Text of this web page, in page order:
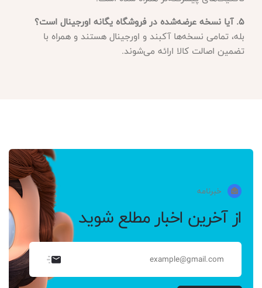
۵. آیا نسخه عرضه‌شده در فروشگاه یگانه اورجینال است؟
بله، تمامی نسخه‌ها آکبند و اورجینال هستند و همراه با
تضمین اصالت کالا ارائه می‌شوند.
خبرنامه
از آخرین اخبار مطلع شوید